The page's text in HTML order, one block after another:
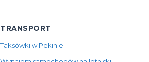
TRANSPORT
Taksówki w Pekinie